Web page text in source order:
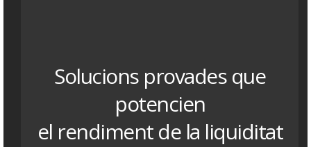
Solucions provades que
potencien
el rendiment de la liquiditat